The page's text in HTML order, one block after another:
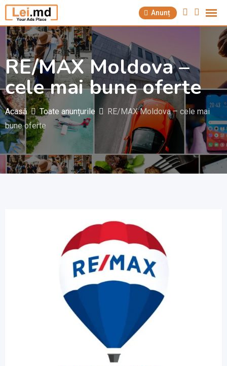
Săriți
la
conținut
Anunț
RE/MAX Moldova –
cele mai bune oferte
Acasă Toate anunțurile
RE/MAX Moldova – cele mai
bune oferte